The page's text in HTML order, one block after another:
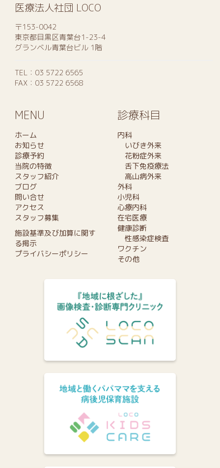
医療法人社団 LOCO
〒153-0042
東京都目黒区青葉台1-23-4
グランベル青葉台ビル 1階
TEL： 03 5722 6565
FAX：03 5722 6568
MENU
ホーム
お知らせ
診療予約
当院の特徴
スタッフ紹介
ブログ
問い合せ
アクセス
スタッフ募集
施設基準及び加算に関す
る掲示
プライバシーポリシー
診療科目
内科
いびき外来
花粉症外来
舌下免疫療法
高山病外来
外科
小児科
心療内科
在宅医療
健康診断
性感染症検査
ワクチン
その他